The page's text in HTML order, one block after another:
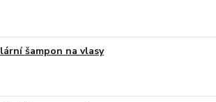
šampon na vlasy